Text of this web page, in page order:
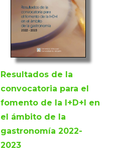
Resultados de la
convocatoria para el
fomento de la I+D+I en
el ámbito de la
gastronomía 2022-
2023